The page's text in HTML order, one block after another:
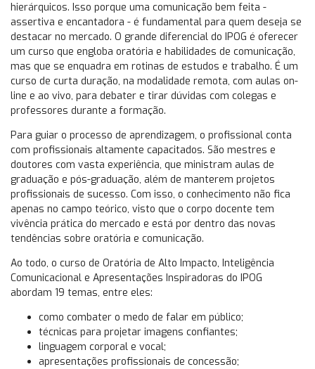
hierárquicos. Isso porque uma comunicação bem feita -
assertiva e encantadora - é fundamental para quem deseja se
destacar no mercado. O grande diferencial do IPOG é oferecer
um curso que engloba oratória e habilidades de comunicação,
mas que se enquadra em rotinas de estudos e trabalho. É um
curso de curta duração, na modalidade remota, com aulas on-
line e ao vivo, para debater e tirar dúvidas com colegas e
professores durante a formação.
Para guiar o processo de aprendizagem, o profissional conta
com profissionais altamente capacitados. São mestres e
doutores com vasta experiência, que ministram aulas de
graduação e pós-graduação, além de manterem projetos
profissionais de sucesso. Com isso, o conhecimento não fica
apenas no campo teórico, visto que o corpo docente tem
vivência prática do mercado e está por dentro das novas
tendências sobre oratória e comunicação.
Ao todo, o curso de Oratória de Alto Impacto, Inteligência
Comunicacional e Apresentações Inspiradoras do IPOG
abordam 19 temas, entre eles:
como combater o medo de falar em público;
técnicas para projetar imagens confiantes;
linguagem corporal e vocal;
apresentações profissionais de concessão;